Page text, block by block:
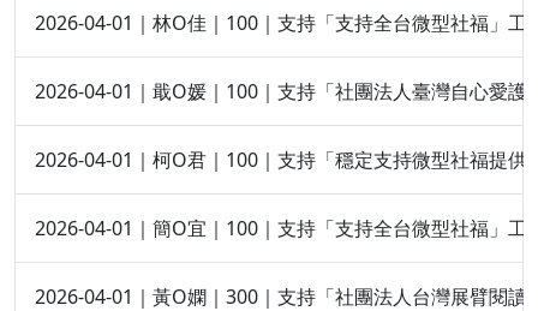
2026-04-01｜林O佳｜100｜支持「支持全台微型社福」工
2026-04-01｜戢O媛｜100｜支持「社團法人臺灣自心愛護
2026-04-01｜柯O君｜100｜支持「穩定支持微型社福提供
2026-04-01｜簡O宜｜100｜支持「支持全台微型社福」工
2026-04-01｜黃O嫻｜300｜支持「社團法人台灣展臂閱讀